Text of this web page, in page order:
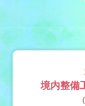
境内整備